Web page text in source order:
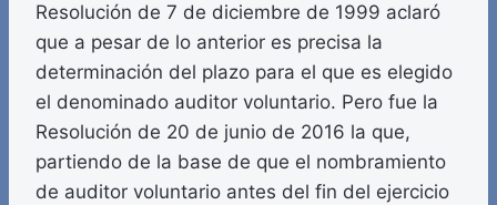
Resolución de 7 de diciembre de 1999 aclaró
que a pesar de lo anterior es precisa la
determinación del plazo para el que es elegido
el denominado auditor voluntario. Pero fue la
Resolución de 20 de junio de 2016 la que,
partiendo de la base de que el nombramiento
de auditor voluntario antes del fin del ejercicio